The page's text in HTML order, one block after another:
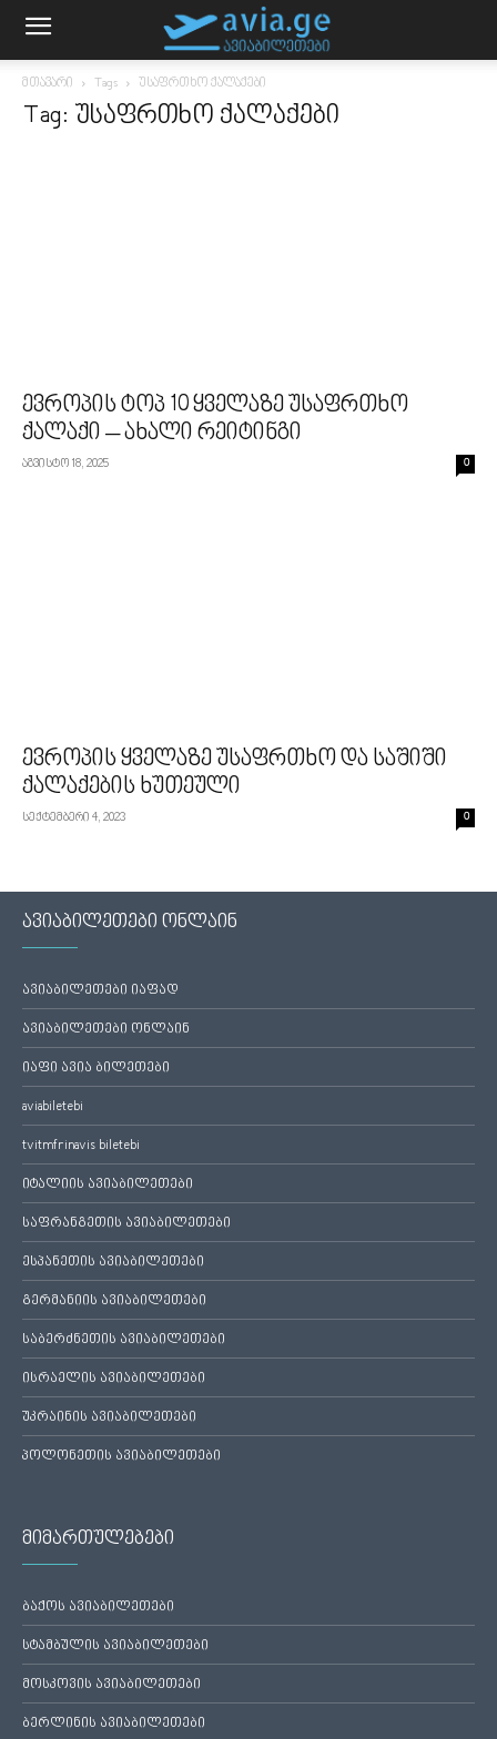
მთავარი Tags უსაფრთხო ქალაქები
Tag: უსაფრთხო ქალაქები
ევროპის ტოპ 10 ყველაზე უსაფრთხო
ქალაქი – ახალი რეიტინგი
აგვისტო 18, 2025 0
ევროპის ყველაზე უსაფრთხო და საშიში
ქალაქების ხუთეული
სექტემბერი 4, 2023 0
ავიაბილეთები ონლაინ
ავიაბილეთები იაფად
ავიაბილეთები ონლაინ
იაფი ავია ბილეთები
aviabiletebi
tvitmfrinavis biletebi
იტალიის ავიაბილეთები
საფრანგეთის ავიაბილეთები
ესპანეთის ავიაბილეთები
გერმანიის ავიაბილეთები
საბერძნეთის ავიაბილეთები
ისრაელის ავიაბილეთები
უკრაინის ავიაბილეთები
პოლონეთის ავიაბილეთები
მიმართულებები
ბაქოს ავიაბილეთები
სტამბულის ავიაბილეთები
მოსკოვის ავიაბილეთები
ბერლინის ავიაბილეთები